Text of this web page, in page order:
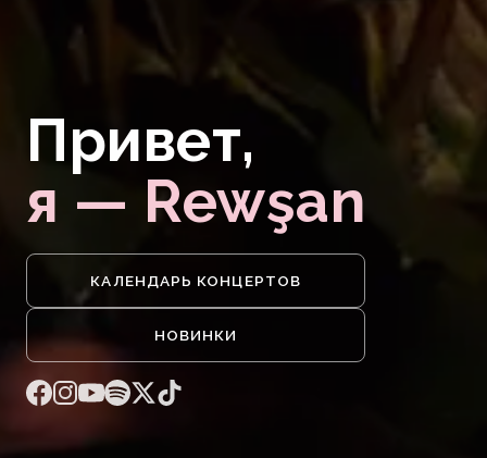
Привет,
я — Rewşan
КАЛЕНДАРЬ КОНЦЕРТОВ
НОВИНКИ